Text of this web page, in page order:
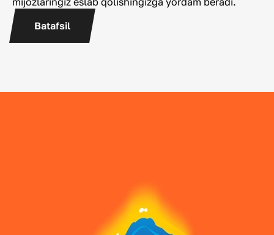
Batafsil